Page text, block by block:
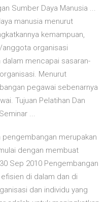
Sumber Daya Manusia ...
manusia menurut
kemampuan,
anggota organisasi
mencapai sasaran-
Menurut
pegawai sebenarnya
Tujuan Pelatihan Dan
...
pengembangan merupakan
dengan membuat
Sep 2010 Pengembangan
di dalam dan di
dan individu yang